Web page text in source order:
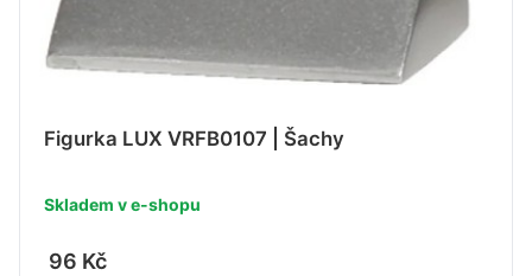
Figurka LUX VRFB0107 | Šachy
Skladem v e-shopu
96 Kč